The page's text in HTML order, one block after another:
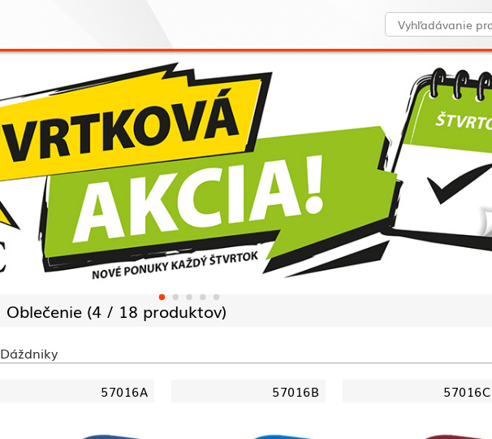
Oblečenie (4 / 18 produktov)
Dáždniky
57016A 57016B 57016C